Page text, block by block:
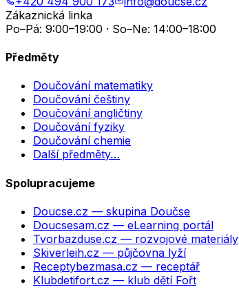
Zákaznická linka
Po–Pá: 9:00–19:00 · So–Ne: 14:00–18:00
Předměty
Doučování matematiky
Doučování češtiny
Doučování angličtiny
Doučování fyziky
Doučování chemie
Další předměty…
Spolupracujeme
Doucse.cz — skupina Doučse
Doucsesam.cz — eLearning portál
Tvorbazduse.cz — rozvojové materiály
Skiverleih.cz — půjčovna lyží
Receptybezmasa.cz — receptář
Klubdetifort.cz — klub dětí Fořt